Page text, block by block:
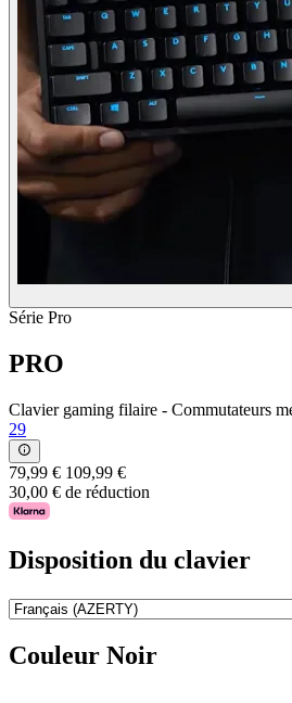
Série Pro
PRO
Clavier gaming filaire - Commutateurs
29
79,99 € 109,99 €
30,00 € de réduction
Disposition du clavier
Couleur Noir